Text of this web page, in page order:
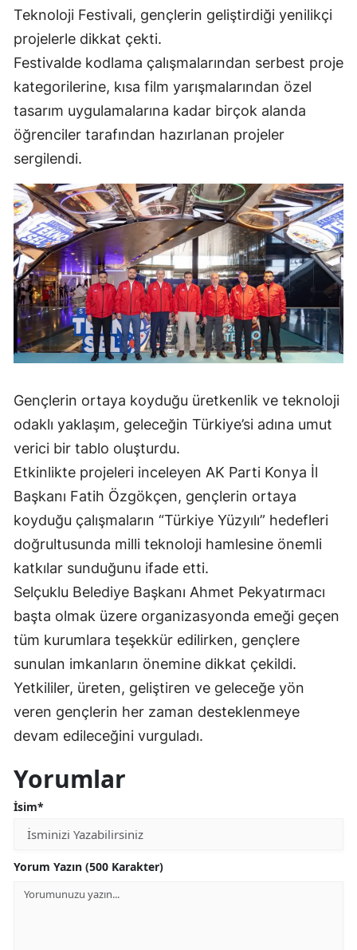
Eskişehir
Giresun
Gümüşhane
Hakkari
Isparta
Mersin
İstanbul
İzmir
Kars
Kastamonu
Kayseri
Kırklareli
Kırşehir
Kocaeli
Konya
Malatya
Kahramanmaraş
Mardin
Teknoloji Festivali, gençlerin geliştirdiği yenilikçi
projelerle dikkat çekti.
Festivalde kodlama çalışmalarından serbest proje
kategorilerine, kısa film yarışmalarından özel
tasarım uygulamalarına kadar birçok alanda
öğrenciler tarafından hazırlanan projeler
sergilendi.
Gençlerin ortaya koyduğu üretkenlik ve teknoloji
odaklı yaklaşım, geleceğin Türkiye’si adına umut
verici bir tablo oluşturdu.
Etkinlikte projeleri inceleyen AK Parti Konya İl
Başkanı Fatih Özgökçen, gençlerin ortaya
koyduğu çalışmaların “Türkiye Yüzyılı” hedefleri
doğrultusunda milli teknoloji hamlesine önemli
katkılar sunduğunu ifade etti.
Selçuklu Belediye Başkanı Ahmet Pekyatırmacı
başta olmak üzere organizasyonda emeği geçen
tüm kurumlara teşekkür edilirken, gençlere
sunulan imkanların önemine dikkat çekildi.
Yetkililer, üreten, geliştiren ve geleceğe yön
veren gençlerin her zaman desteklenmeye
devam edileceğini vurguladı.
Yorumlar
İsim*
Yorum Yazın (500 Karakter)